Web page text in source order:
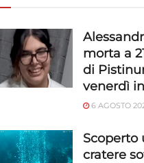
morta a
di
venerdì
6 AGOSTO
Scoperto
cratere